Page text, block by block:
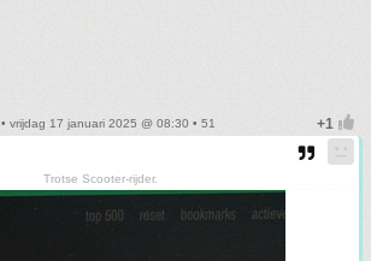
• vrijdag 17 januari 2025 @ 08:30 • 51
Trotse Scooter-rijder.